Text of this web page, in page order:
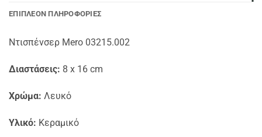
ΕΠΙΠΛΈΟΝ ΠΛΗΡΟΦΟΡΊΕΣ
Ντισπένσερ Mero 03215.002
Διαστάσεις: 8 x 16 cm
Χρώμα: Λευκό
Υλικό: Κεραμικό